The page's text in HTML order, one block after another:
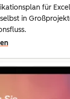
für
in